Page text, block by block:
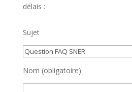
délais :
Sujet
Nom (obligatoire)